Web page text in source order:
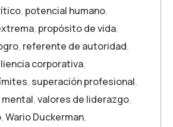
, potencial humano,
, propósito de vida,
, referente de autoridad,
corporativa,
, superación profesional,
,valores de liderazgo,
,Wario Duckerman,